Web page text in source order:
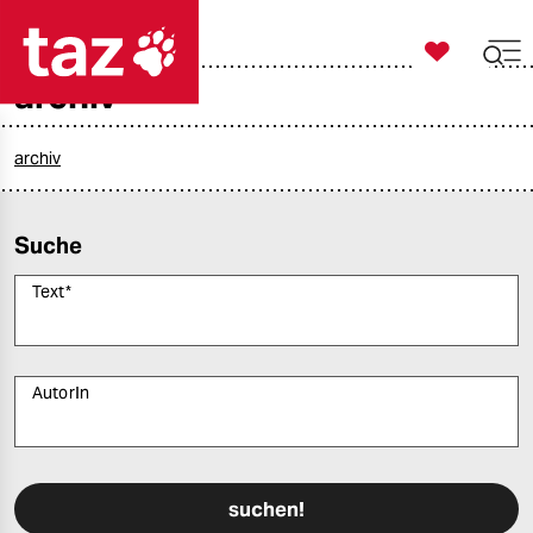
politik
gesellschaft
sport

taz zahl ich
archiv
archiv
Suche
Text*
AutorIn